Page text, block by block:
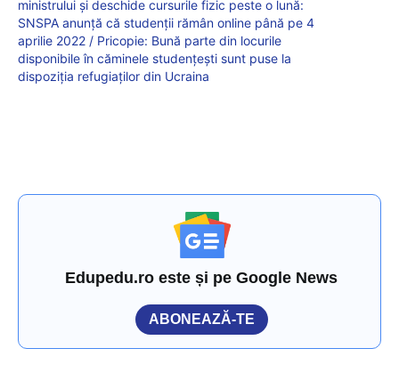
ministrului și deschide cursurile fizic peste o lună:
SNSPA anunță că studenții rămân online până pe 4
aprilie 2022 / Pricopie: Bună parte din locurile
disponibile în căminele studențești sunt puse la
dispoziția refugiaților din Ucraina
Edupedu.ro este și pe Google News
ABONEAZĂ-TE